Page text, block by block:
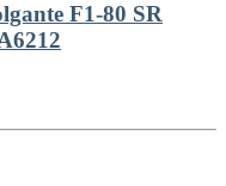
F1-80 SR